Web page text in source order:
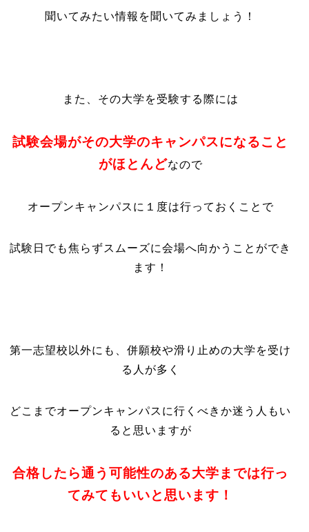
聞いてみたい情報を聞いてみましょう！
また、その大学を受験する際には
試験会場がその大学のキャンパスになること
がほとんどなので
オープンキャンパスに１度は行っておくことで
試験日でも焦らずスムーズに会場へ向かうことができ
ます！
第一志望校以外にも、併願校や滑り止めの大学を受け
る人が多く
どこまでオープンキャンパスに行くべきか迷う人もい
ると思いますが
合格したら通う可能性のある大学までは行っ
てみてもいいと思います！